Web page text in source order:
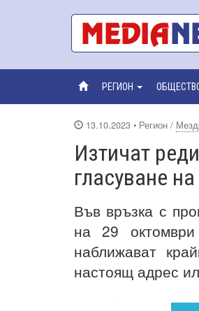
РЕГИОН
13.10.2023 • Регион /
Изтичат
гласуване
Във връзка с
на 29
наближават
настоящ адрес